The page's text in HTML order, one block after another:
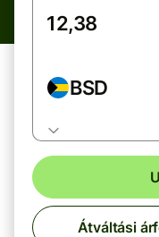
BSD
Átváltási